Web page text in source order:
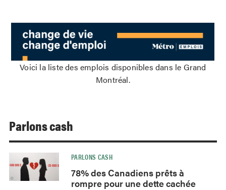
Voici la liste des emplois disponibles dans le Grand
Montréal.
Parlons cash
PARLONS CASH
78% des Canadiens prêts à
rompre pour une dette cachée